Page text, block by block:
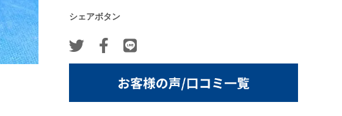
シェアボタン